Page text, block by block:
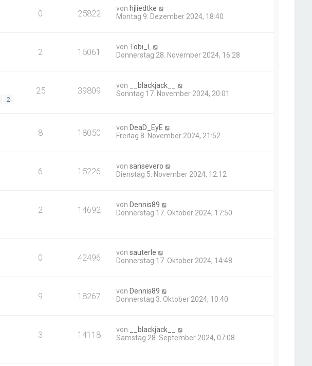
0 25822 von hjliedtke
Montag 9. Dezember 2024, 18:40
2 15061 vonTobi_L
Donnerstag 28. November 2024, 16:28
2
25 39809 von
__blackjack__
Sonntag 17. November 2024, 20:01
8 18050 vonDeaD_EyE
Freitag 8. November 2024, 21:52
6 15226 vonsansevero
Dienstag 5. November 2024, 12:12
2 14692 vonDennis89
Donnerstag 17. Oktober 2024, 17:50
0 42496 vonsauterle
Donnerstag 17. Oktober 2024, 14:48
9 18267 vonDennis89
Donnerstag 3. Oktober 2024, 10:40
3 14118 von
__blackjack__
Samstag 28. September 2024, 07:08